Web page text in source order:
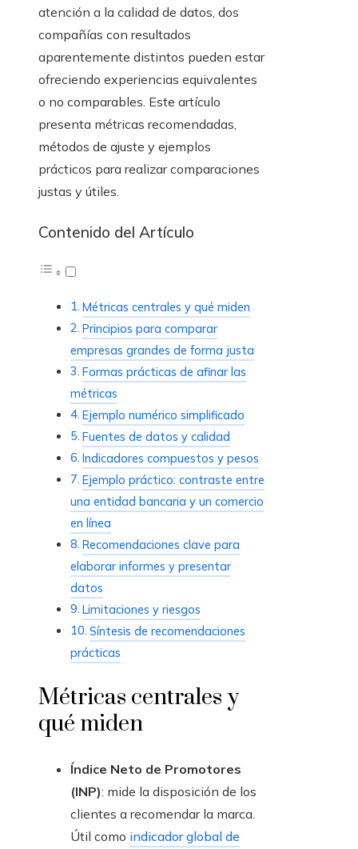
atención a la calidad de datos, dos
compañías con resultados
aparentemente distintos pueden estar
ofreciendo experiencias equivalentes
o no comparables. Este artículo
presenta métricas recomendadas,
métodos de ajuste y ejemplos
prácticos para realizar comparaciones
justas y útiles.
Contenido del Artículo
Métricas centrales y qué miden
Principios para comparar
empresas grandes de forma justa
Formas prácticas de afinar las
métricas
Ejemplo numérico simplificado
Fuentes de datos y calidad
Indicadores compuestos y pesos
Ejemplo práctico: contraste entre
una entidad bancaria y un comercio
en línea
Recomendaciones clave para
elaborar informes y presentar
datos
Limitaciones y riesgos
Síntesis de recomendaciones
prácticas
Métricas centrales y
qué miden
Índice Neto de Promotores
(INP): mide la disposición de los
clientes a recomendar la marca.
Útil como indicador global de